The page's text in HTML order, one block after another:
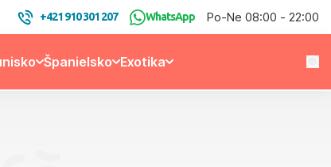
+421 910 301 207 WhatsApp Po-Ne 08:00 - 22:00
Španielsko Exotika